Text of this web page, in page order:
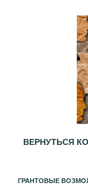
ВЕРНУТЬСЯ
ГРАНТОВЫЕ